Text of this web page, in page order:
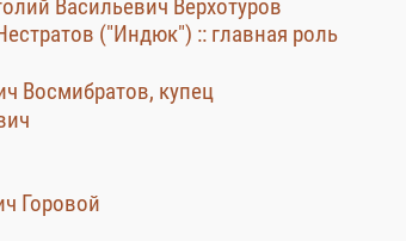
Васильевич Верхотуров
("Индюк") :: главная роль
Восмибратов, купец
Горовой